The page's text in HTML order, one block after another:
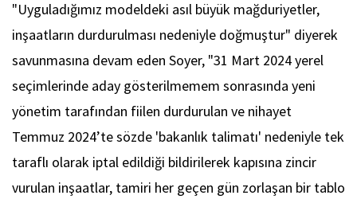
"Uyguladığımız modeldeki asıl büyük mağduriyetler,
inşaatların durdurulması nedeniyle doğmuştur" diyerek
savunmasına devam eden Soyer, "31 Mart 2024 yerel
seçimlerinde aday gösterilmemem sonrasında yeni
yönetim tarafından fiilen durdurulan ve nihayet
Temmuz 2024’te sözde 'bakanlık talimatı' nedeniyle tek
taraflı olarak iptal edildiği bildirilerek kapısına zincir
vurulan inşaatlar, tamiri her geçen gün zorlaşan bir tablo